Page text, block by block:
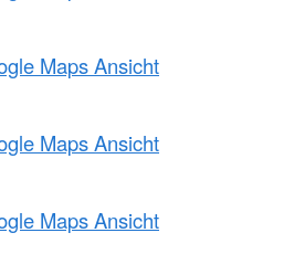
Maps Ansicht
Maps Ansicht
Maps Ansicht